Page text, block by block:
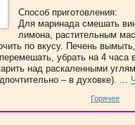
Способ приготовления:
Для маринада смешать
лимона, растительным
по вкусу. Печень
убрать на 4 часа
над раскаленными
– в духовке). ...
Горячее